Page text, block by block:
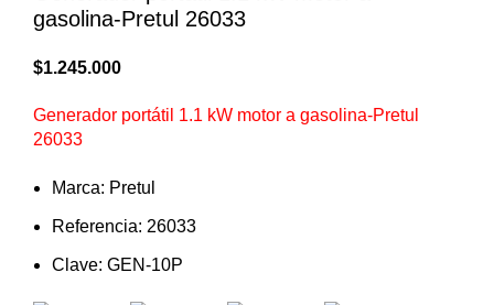
gasolina-Pretul 26033
$1.245.000
Generador portátil 1.1 kW motor a gasolina-Pretul
26033
Marca: Pretul
Referencia: 26033
Clave: GEN-10P